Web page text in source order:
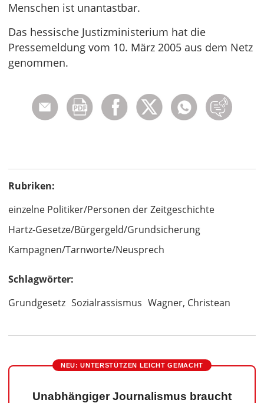
Menschen ist unantastbar.
Das hessische Justizministerium hat die
Pressemeldung vom 10. März 2005 aus dem Netz
genommen.
Rubriken:
einzelne Politiker/Personen der Zeitgeschichte
Hartz-Gesetze/Bürgergeld/Grundsicherung
Kampagnen/Tarnworte/Neusprech
Schlagwörter:
Grundgesetz Sozialrassismus Wagner, Christean
NEU: UNTERSTÜTZEN LEICHT GEMACHT
Unabhängiger Journalismus braucht